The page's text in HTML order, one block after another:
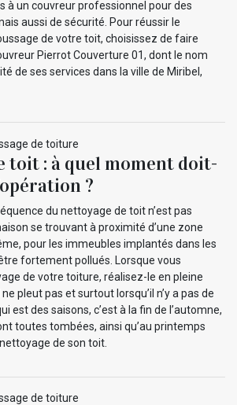
à un couvreur professionnel pour des
aussi de sécurité. Pour réussir le
de votre toit, choisissez de faire
Pierrot Couverture 01, dont le nom
de ses services dans la ville de Miribel,
toit : à quel moment doit-
?
du nettoyage de toit n’est pas
se trouvant à proximité d’une zone
pour les immeubles implantés dans les
fortement pollués. Lorsque vous
de votre toiture, réalisez-le en pleine
pleut pas et surtout lorsqu’il n’y a pas de
est des saisons, c’est à la fin de l’automne,
toutes tombées, ainsi qu’au printemps
de son toit.